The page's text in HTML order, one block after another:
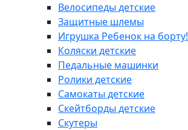
Велосипеды детские
Защитные шлемы
Игрушка Ребенок на борту!
Коляски детские
Педальные машинки
Ролики детские
Самокаты детские
Скейтборды детские
Скутеры